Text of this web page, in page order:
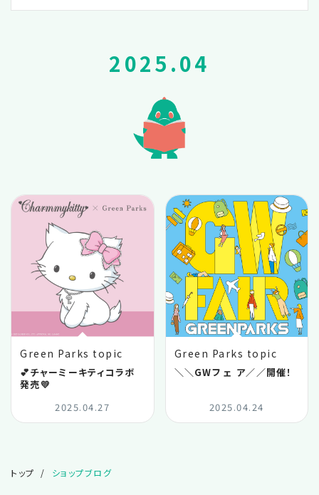
2025.12
2025.10
2025.09
2025.08
2025.07
2025.06
2025.05
2025.04
2025.03
2025.04
Green Parks topic
💕チャーミーキティコラボ
発売💛
2025.04.27
Green Parks topic
＼＼GWフ ェ ア／／開催！
2025.04.24
トップ ショップブログ